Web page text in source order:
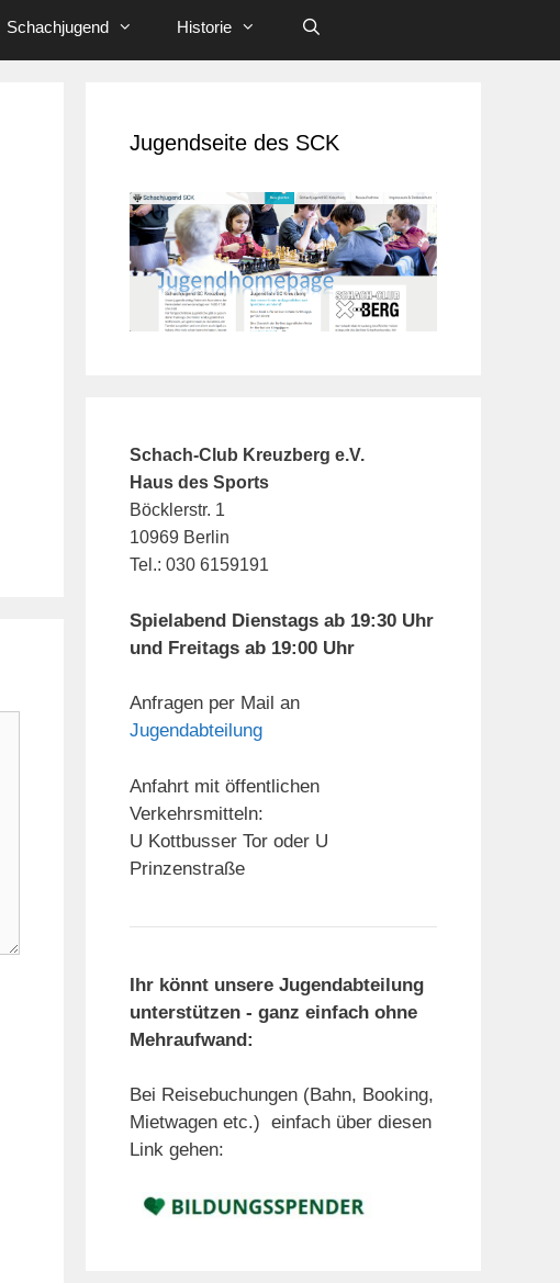
Schachjugend Historie
Jugendseite des SCK
Schach-Club Kreuzberg e.V.
Haus des Sports
Böcklerstr. 1
10969 Berlin
Tel.: 030 6159191
Spielabend Dienstags ab 19:30 Uhr
und Freitags ab 19:00 Uhr
Anfragen per Mail an
Jugendabteilung
Anfahrt mit öffentlichen
Verkehrsmitteln:
U Kottbusser Tor oder U
Prinzenstraße
Ihr könnt unsere Jugendabteilung
unterstützen - ganz einfach ohne
Mehraufwand:
Bei Reisebuchungen (Bahn, Booking,
Mietwagen etc.) einfach über diesen
Link gehen: